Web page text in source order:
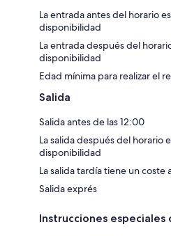
La entrada antes del horario
disponibilidad
La entrada después del
disponibilidad
Edad mínima para realizar el
Salida
Salida antes de las 12:00
La salida después del horario
disponibilidad
La salida tardía tiene un coste
Salida exprés
Instrucciones especiales